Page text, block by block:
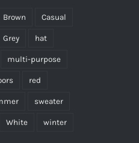
Brown Casual
Grey hat
multi-purpose
red
sweater
White winter